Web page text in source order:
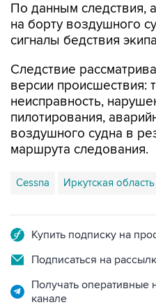
По данным следствия,
на борту воздушного
сигналы бедствия
Следствие
версии происшествия:
неисправность,
пилотирования,
воздушного судна в
маршрута следования.
Cessna Иркутская область
Купить подписку на
Подписаться на
Получать оперативные
канале